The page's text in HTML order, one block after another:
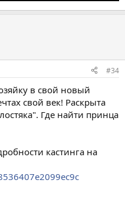
#34
в свой новый
свой век! Раскрыта
Где найти принца
кастинга на